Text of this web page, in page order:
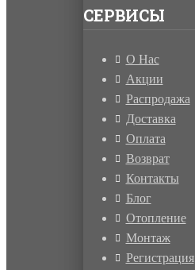
СЕРВИСЫ
О Нас
Акции
Распродажа
Доставка
Оплата
Возврат
Контакты
Блог
Отопление
Монтаж
Регистрация